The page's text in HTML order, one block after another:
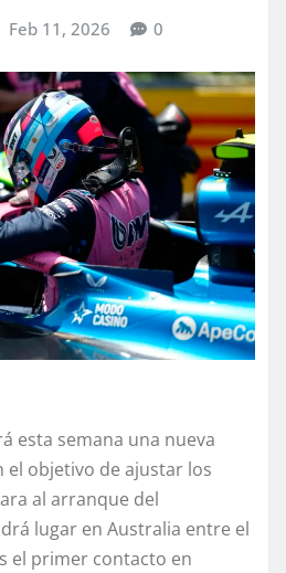
Feb 11, 2026 0
esta semana una nueva
el objetivo de ajustar los
al arranque del
lugar en Australia entre el
el primer contacto en